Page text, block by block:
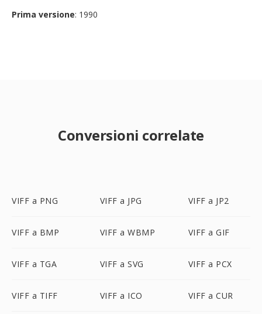
Prima versione: 1990
Conversioni correlate
VIFF a PNG VIFF a JPG VIFF a JP2
VIFF a BMP VIFF a WBMP VIFF a GIF
VIFF a TGA VIFF a SVG VIFF a PCX
VIFF a TIFF VIFF a ICO VIFF a CUR